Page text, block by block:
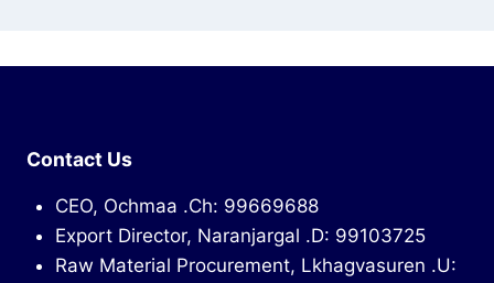
Contact Us
CEO, Ochmaa .Ch: 99669688
Export Director, Naranjargal .D: 99103725
Raw Material Procurement, Lkhagvasuren .U: